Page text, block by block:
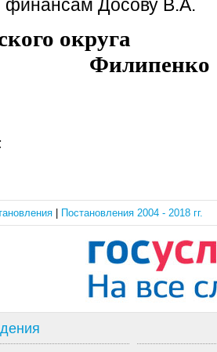
финансам Досову В.А.
Филипенко
Постановления 2004 - 2018 гг.